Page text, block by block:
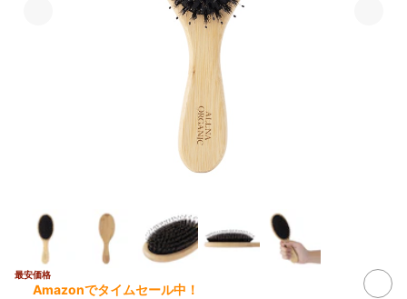
最安価格
Amazonでタイムセール中！